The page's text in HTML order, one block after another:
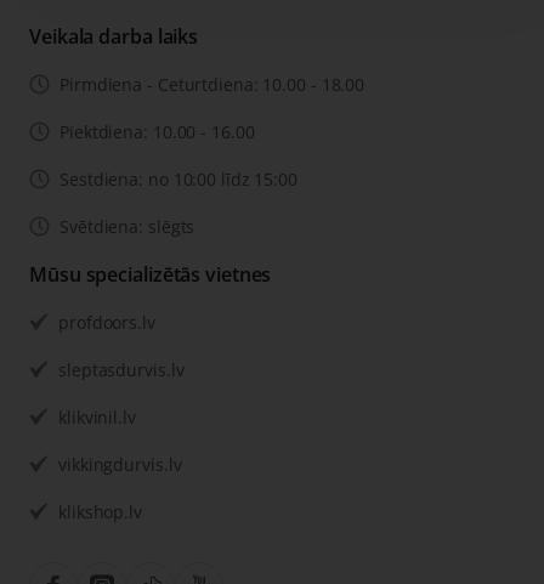
Veikala darba laiks
Pirmdiena - Ceturtdiena: 10.00 - 18.00
Piektdiena: 10.00 - 16.00
Sestdiena: no 10:00 līdz 15:00
Svētdiena: slēgts
Mūsu specializētās vietnes
profdoors.lv
sleptasdurvis.lv
klikvinil.lv
vikkingdurvis.lv
klikshop.lv